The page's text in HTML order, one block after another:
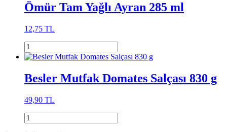
Ömür Tam Yağlı Ayran 285 ml
12,75 TL
Besler Mutfak Domates Salçası 830 g
49,90 TL